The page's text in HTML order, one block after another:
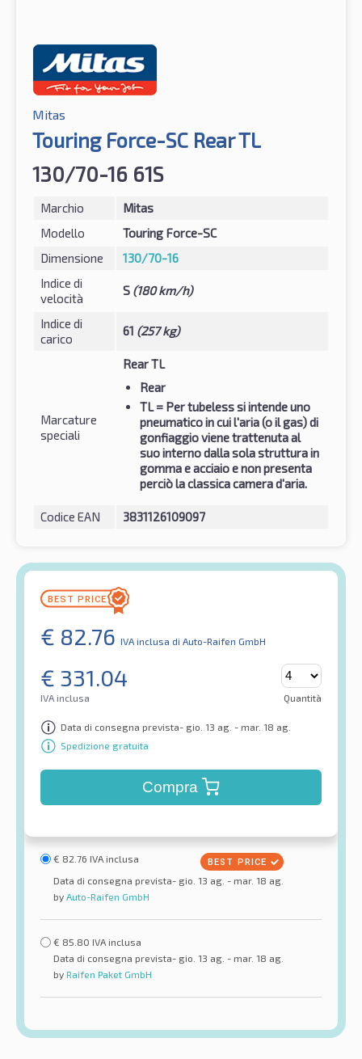
Mitas
Touring Force-SC Rear TL
130/70-16 61S
Marchio
Mitas
Modello
Touring Force-SC
Dimensione
130/70-16
Indice di
velocità
S (180 km/h)
Indice di
carico
61 (257 kg)
Marcature
speciali
Rear TL
Rear
TL= Per tubeless si intende uno
pneumatico in cui l'aria (o il gas) di
gonfiaggio viene trattenuta al
suo interno dalla sola struttura in
gomma e acciaio e non presenta
perciò la classica camera d'aria.
Codice EAN 3831126109097
€ 82.76 IVA inclusa di Auto-Raifen GmbH
€ 331.04
IVA inclusa Quantità
Data di consegna prevista- gio. 13 ag. - mar. 18 ag.
Spedizione gratuita
Compra
€ 82.76 IVA inclusa
Data di consegna prevista- gio. 13 ag. - mar. 18 ag.
by Auto-Raifen GmbH
€ 85.80 IVA inclusa
Data di consegna prevista- gio. 13 ag. - mar. 18 ag.
by Raifen Paket GmbH